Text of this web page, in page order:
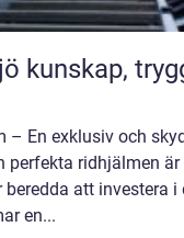
– En exklusiv och
perfekta ridhjälmen
att investera i
en...